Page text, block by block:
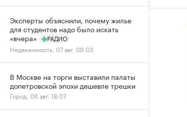
Эксперты объяснили, почему жилье
для студентов надо было искать
«вчера»
РАДИО
Недвижимость, 07 авг, 09:03
В Москве на торги выставили палаты
допетровской эпохи дешевле трешки
Город, 06 авг, 18:07